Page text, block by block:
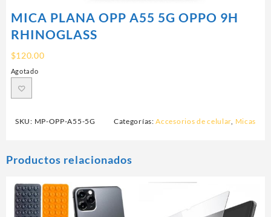
MICA PLANA OPP A55 5G OPPO 9H
RHINOGLASS
$120.00
Agotado
SKU: MP-OPP-A55-5G Categorías:Accesorios de celular, Micas
Productos relacionados